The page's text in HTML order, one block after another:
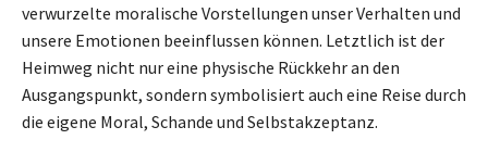
verwurzelte moralische Vorstellungen unser Verhalten und
unsere Emotionen beeinflussen können. Letztlich ist der
Heimweg nicht nur eine physische Rückkehr an den
Ausgangspunkt, sondern symbolisiert auch eine Reise durch
die eigene Moral, Schande und Selbstakzeptanz.